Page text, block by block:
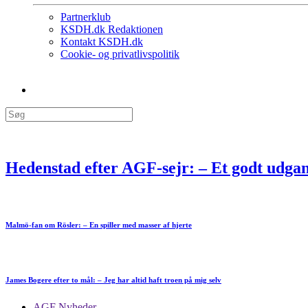
Partnerklub
KSDH.dk Redaktionen
Kontakt KSDH.dk
Cookie- og privatlivspolitik
Hedenstad efter AGF-sejr: – Et godt
Malmö-fan om Rösler: – En spiller med masser af hjerte
James Bogere efter to mål: – Jeg har altid haft troen på mig selv